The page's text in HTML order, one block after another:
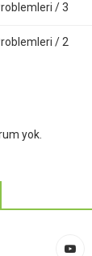
/ 3
/ 2
yok.